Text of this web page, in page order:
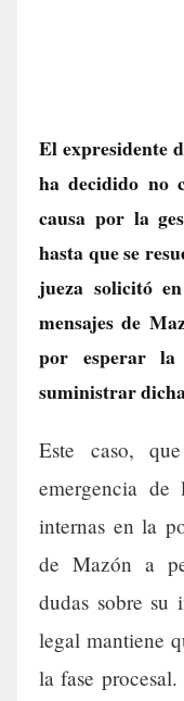
El expresidente
ha decidido no
causa por la
hasta que se
jueza solicitó
mensajes de
por esperar la
suministrar
Este caso,
emergencia de
internas en la
de Mazón a
dudas sobre su
legal mantiene
la fase